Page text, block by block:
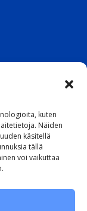
kuten
Näiden
käsitellä
tällä
voi vaikuttaa